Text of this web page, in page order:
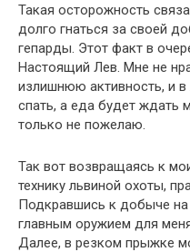
Такая осторожность
долго гнаться за своей
гепарды. Этот факт в
Настоящий Лев. Мне не
излишнюю активность, и
спать, а еда будет ждать
только не пожелаю.
Так вот возвращаясь к
технику львиной охоты,
Подкравшись к добыче
главным оружием для
Далее, в резком прыжке